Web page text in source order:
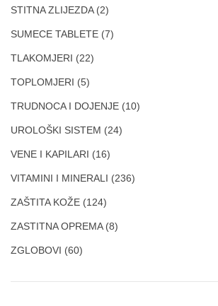
STITNA ZLIJEZDA (2)
SUMECE TABLETE (7)
TLAKOMJERI (22)
TOPLOMJERI (5)
TRUDNOCA I DOJENJE (10)
UROLOŠKI SISTEM (24)
VENE I KAPILARI (16)
VITAMINI I MINERALI (236)
ZAŠTITA KOŽE (124)
ZASTITNA OPREMA (8)
ZGLOBOVI (60)